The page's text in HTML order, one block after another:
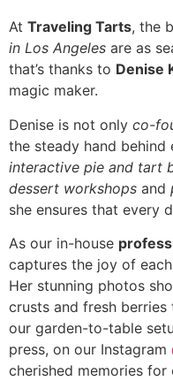
At Traveling Tarts, the
in Los Angeles are as
that’s thanks to Denise
magic maker.
Denise is not only co-
the steady hand behind
interactive pie and tart
dessert workshops and
she ensures that every
As our in-house
captures the joy of each
Her stunning photos
crusts and fresh
our garden-to-table
press, on our Instagram
cherished memories for